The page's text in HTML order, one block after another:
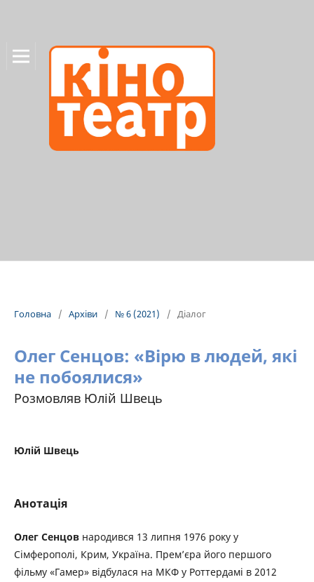
Головна / Архіви / № 6 (2021) / Діалог
Олег Сенцов: «Вірю в людей, які
не побоялися»
Розмовляв Юлій Швець
Юлій Швець
Анотація
Олег Сенцов народився 13 липня 1976 року у
Сімферополі, Крим, Україна. Прем’єра його першого
фільму «Гамер» відбулася на МКФ у Роттердамі в 2012